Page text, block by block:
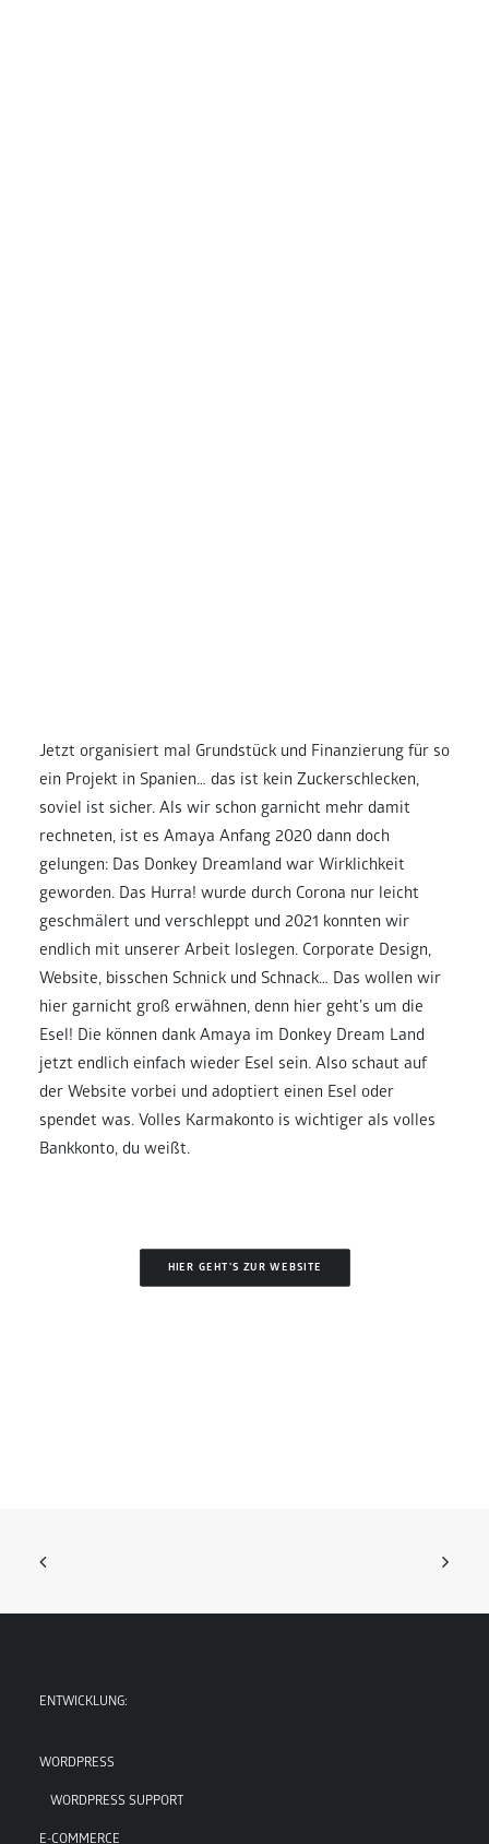
Jetzt organisiert mal Grundstück und Finanzierung für so
ein Projekt in Spanien… das ist kein Zuckerschlecken,
soviel ist sicher. Als wir schon garnicht mehr damit
rechneten, ist es Amaya Anfang 2020 dann doch
gelungen: Das Donkey Dreamland war Wirklichkeit
geworden. Das Hurra! wurde durch Corona nur leicht
geschmälert und verschleppt und 2021 konnten wir
endlich mit unserer Arbeit loslegen. Corporate Design,
Website, bisschen Schnick und Schnack… Das wollen wir
hier garnicht groß erwähnen, denn hier geht’s um die
Esel! Die können dank Amaya im Donkey Dream Land
jetzt endlich einfach wieder Esel sein. Also schaut auf
der Website vorbei und adoptiert einen Esel oder
spendet was. Volles Karmakonto is wichtiger als volles
Bankkonto, du weißt.
HIER GEHT'S ZUR WEBSITE
ENTWICKLUNG:
WORDPRESS
WORDPRESS SUPPORT
E-COMMERCE